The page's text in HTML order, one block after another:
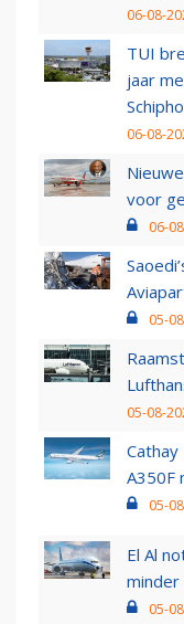
06-08-
TUI
jaar
06-08-
voor
06-
05-
05-08-
A350F
05-
El Al
05-